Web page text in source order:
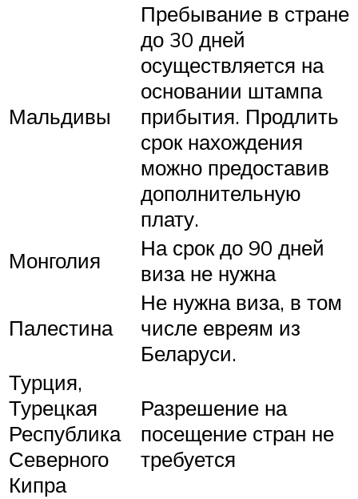
Мальдивы
Пребывание в стране
до 30 дней
осуществляется на
основании штампа
прибытия. Продлить
срок нахождения
можно предоставив
дополнительную
плату.
Монголия
На срок до 90 дней
виза не нужна
Палестина
Не нужна виза, в том
числе евреям из
Беларуси.
Турция,
Турецкая
Республика
Северного
Кипра
Разрешение на
посещение стран не
требуется